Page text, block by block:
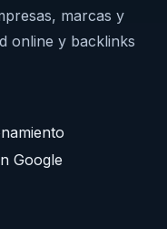
marcas y
online y backlinks
Google